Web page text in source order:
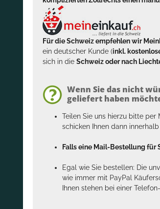
Für die Schweiz empfehlen wir
ein deutscher Kunde (inkl.
sich in die Schweiz oder nach
Wenn Sie das nicht
geliefert haben
Teilen Sie uns hierzu bitte per
schicken Ihnen dann
Falls eine Mail-Bestellung für
Egal wie Sie bestellen: Die
wie immer mit PayPal
Ihnen stehen bei einer